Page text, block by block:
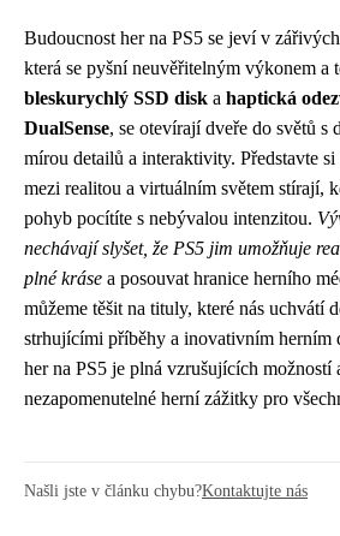
Budoucnost her na PS5 se jeví v
která se pyšní neuvěřitelným výkonem a
bleskurychlý SSD disk a haptická
DualSense, se otevírají dveře do světů s
mírou detailů a interaktivity. Představte si
mezi realitou a virtuálním světem stírají,
pohyb pocítíte s nebývalou intenzitou.
nechávají slyšet, že PS5 jim umožňuje
plné kráse a posouvat hranice herního
můžeme těšit na tituly, které nás uchvátí
strhujícími příběhy a inovativním herním
her na PS5 je plná vzrušujících možností
nezapomenutelné herní zážitky pro
Našli jste v článku chybu?Kontaktujte nás